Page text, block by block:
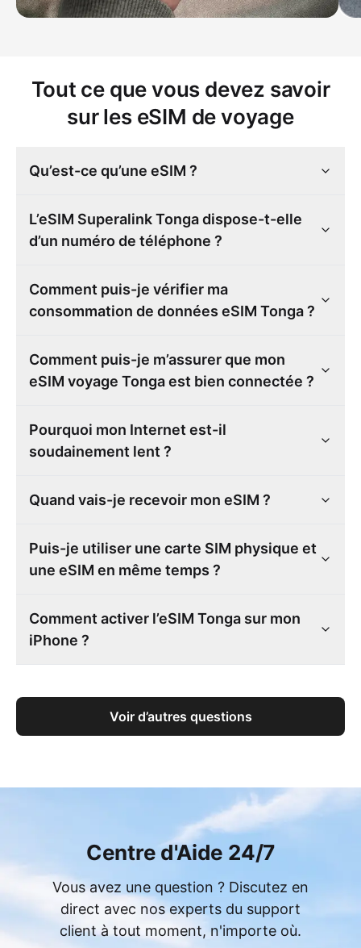
Tout ce que vous devez savoir
sur les eSIM de voyage
Qu’est-ce qu’une eSIM ?
L’eSIM Superalink Tonga dispose-t-elle
d’un numéro de téléphone ?
Comment puis-je vérifier ma
consommation de données eSIM Tonga ?
Comment puis-je m’assurer que mon
eSIM voyage Tonga est bien connectée ?
Pourquoi mon Internet est-il
soudainement lent ?
Quand vais-je recevoir mon eSIM ?
Puis-je utiliser une carte SIM physique et
une eSIM en même temps ?
Comment activer l’eSIM Tonga sur mon
iPhone ?
Voir d’autres questions
Centre d'Aide 24/7
Vous avez une question ? Discutez en
direct avec nos experts du support
client à tout moment, n'importe où.